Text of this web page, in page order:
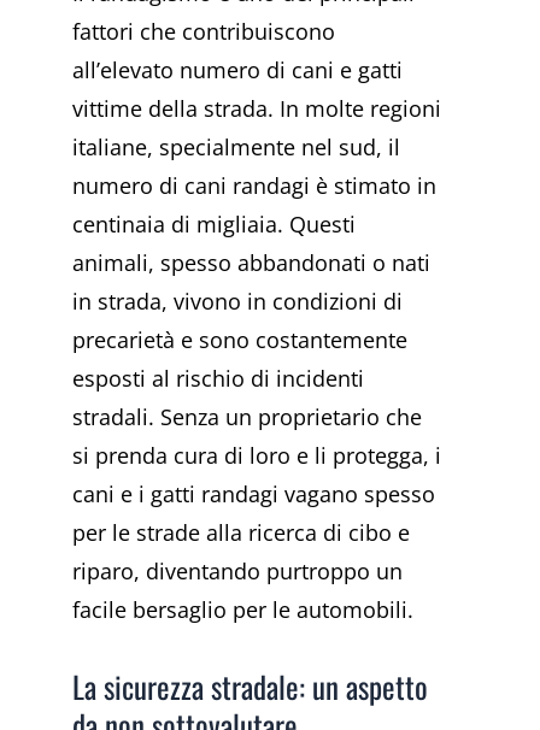
fattori che contribuiscono
all’elevato numero di cani e gatti
vittime della strada. In molte regioni
italiane, specialmente nel sud, il
numero di cani randagi è stimato in
centinaia di migliaia. Questi
animali, spesso abbandonati o nati
in strada, vivono in condizioni di
precarietà e sono costantemente
esposti al rischio di incidenti
stradali. Senza un proprietario che
si prenda cura di loro e li protegga, i
cani e i gatti randagi vagano spesso
per le strade alla ricerca di cibo e
riparo, diventando purtroppo un
facile bersaglio per le automobili.
La sicurezza stradale: un aspetto